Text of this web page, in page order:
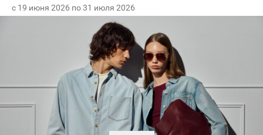
c 19 июня 2026 по 31 июля 2026